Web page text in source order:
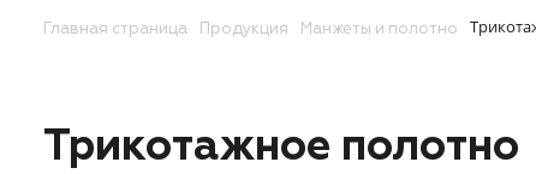
Главная страница Продукция Манжеты и полотно
Трикотажное полотно